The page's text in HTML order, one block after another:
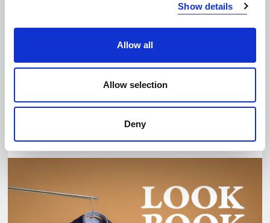
Show details
Allow all
Allow selection
Deny